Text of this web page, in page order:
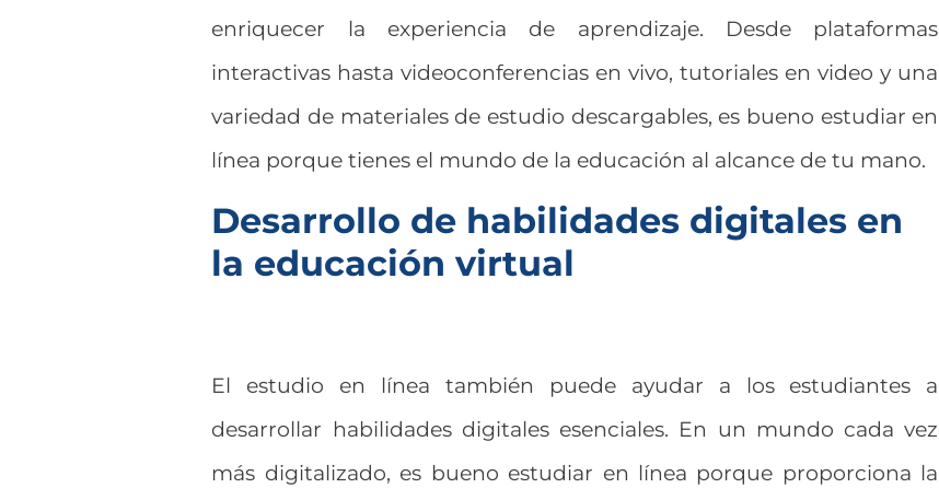
enriquecer la experiencia de aprendizaje. Desde plataformas
interactivas hasta videoconferencias en vivo, tutoriales en video y una
variedad de materiales de estudio descargables, es bueno estudiar en
línea porque tienes el mundo de la educación al alcance de tu mano.
Desarrollo de habilidades digitales en
la educación virtual
El estudio en línea también puede ayudar a los estudiantes a
desarrollar habilidades digitales esenciales. En un mundo cada vez
más digitalizado, es bueno estudiar en línea porque proporciona la